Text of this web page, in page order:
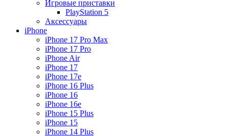
Игровые приставки
PlayStation 5
Аксессуары
iPhone
iPhone 17 Pro Max
iPhone 17 Pro
iPhone Air
iPhone 17
iPhone 17e
iPhone 16 Plus
iPhone 16
iPhone 16e
iPhone 15 Plus
iPhone 15
iPhone 14 Plus